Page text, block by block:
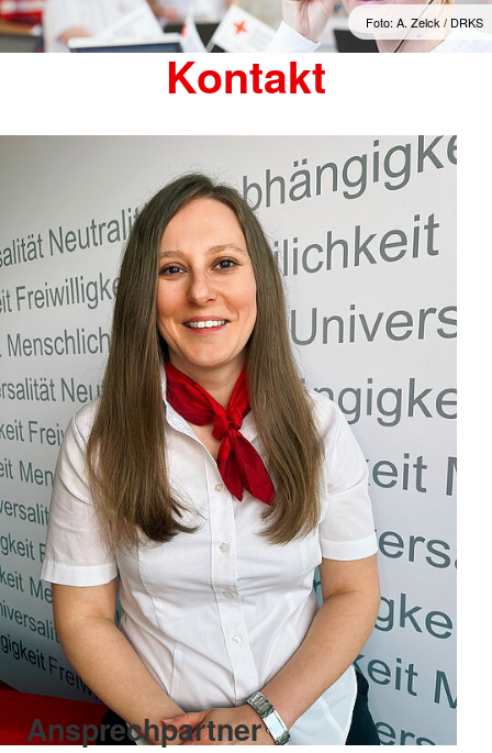
Foto: A. Zelck / DRKS
Kontakt
Ansprechpartner